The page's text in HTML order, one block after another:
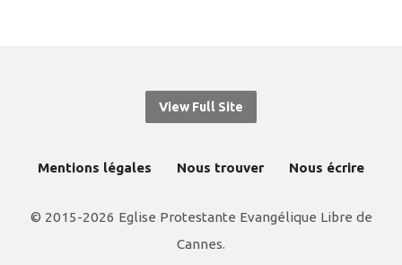
View Full Site
Mentions légales Nous trouver Nous écrire
© 2015-2026 Eglise Protestante Evangélique Libre de
Cannes.